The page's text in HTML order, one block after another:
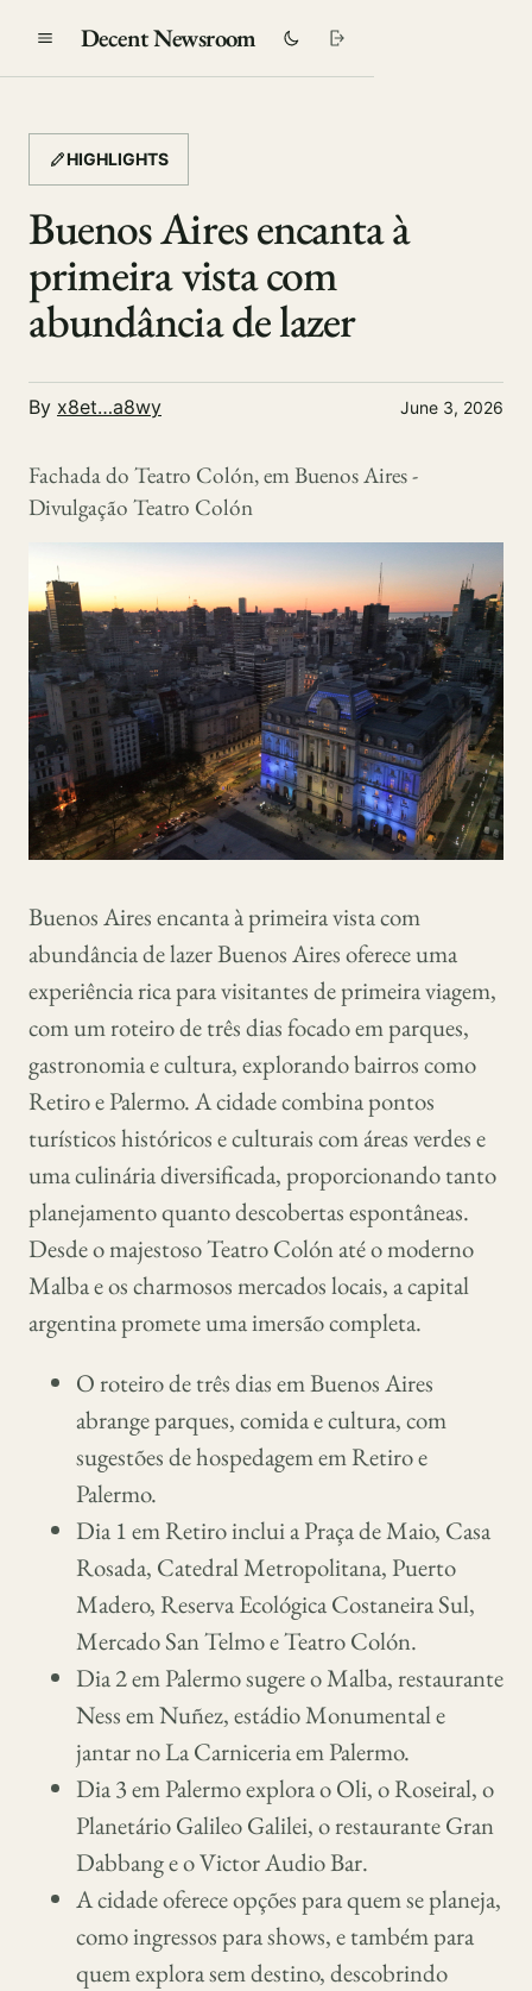
Decent Newsroom
HIGHLIGHTS
Buenos Aires encanta à
primeira vista com
abundância de lazer
By x8et…a8wy June 3, 2026
Fachada do Teatro Colón, em Buenos Aires -
Divulgação Teatro Colón
Buenos Aires encanta à primeira vista com
abundância de lazer Buenos Aires oferece uma
experiência rica para visitantes de primeira viagem,
com um roteiro de três dias focado em parques,
gastronomia e cultura, explorando bairros como
Retiro e Palermo. A cidade combina pontos
turísticos históricos e culturais com áreas verdes e
uma culinária diversificada, proporcionando tanto
planejamento quanto descobertas espontâneas.
Desde o majestoso Teatro Colón até o moderno
Malba e os charmosos mercados locais, a capital
argentina promete uma imersão completa.
O roteiro de três dias em Buenos Aires
abrange parques, comida e cultura, com
sugestões de hospedagem em Retiro e
Palermo.
Dia 1 em Retiro inclui a Praça de Maio, Casa
Rosada, Catedral Metropolitana, Puerto
Madero, Reserva Ecológica Costaneira Sul,
Mercado San Telmo e Teatro Colón.
Dia 2 em Palermo sugere o Malba, restaurante
Ness em Nuñez, estádio Monumental e
jantar no La Carniceria em Palermo.
Dia 3 em Palermo explora o Oli, o Roseiral, o
Planetário Galileo Galilei, o restaurante Gran
Dabbang e o Victor Audio Bar.
A cidade oferece opções para quem se planeja,
como ingressos para shows, e também para
quem explora sem destino, descobrindo